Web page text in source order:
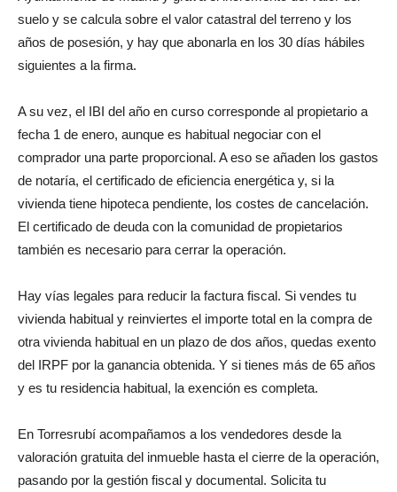
suelo y se calcula sobre el valor catastral del terreno y los
años de posesión, y hay que abonarla en los 30 días hábiles
siguientes a la firma.
A su vez, el IBI del año en curso corresponde al propietario a
fecha 1 de enero, aunque es habitual negociar con el
comprador una parte proporcional. A eso se añaden los gastos
de notaría, el certificado de eficiencia energética y, si la
vivienda tiene hipoteca pendiente, los costes de cancelación.
El certificado de deuda con la comunidad de propietarios
también es necesario para cerrar la operación.
Hay vías legales para reducir la factura fiscal. Si vendes tu
vivienda habitual y reinviertes el importe total en la compra de
otra vivienda habitual en un plazo de dos años, quedas exento
del IRPF por la ganancia obtenida. Y si tienes más de 65 años
y es tu residencia habitual, la exención es completa.
En Torresrubí acompañamos a los vendedores desde la
valoración gratuita del inmueble hasta el cierre de la operación,
pasando por la gestión fiscal y documental. Solicita tu